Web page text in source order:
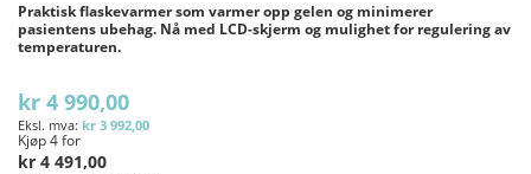
Praktisk flaskevarmer som varmer opp gelen og minimerer
pasientens ubehag. Nå med LCD-skjerm og mulighet for regulering av
temperaturen.
kr 4 990,00
kr 3 992,00
Kjøp 4 for
kr 4 491,00